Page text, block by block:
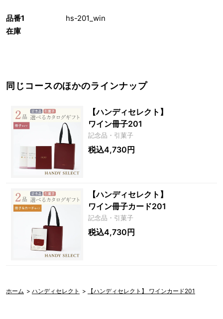
品番1
hs-201_win
在庫
同じコースのほかのラインナップ
【ハンディセレクト】
ワイン冊子201
記念品・引菓子
税込4,730円
【ハンディセレクト】
ワイン冊子カード201
記念品・引菓子
税込4,730円
ホーム > ハンディセレクト > 【ハンディセレクト】 ワインカード201